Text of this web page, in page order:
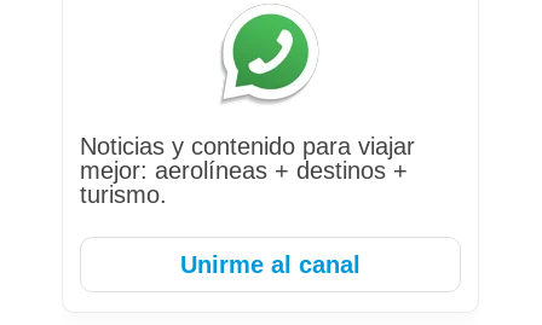
Noticias y contenido para viajar
mejor: aerolíneas + destinos +
turismo.
Unirme al canal